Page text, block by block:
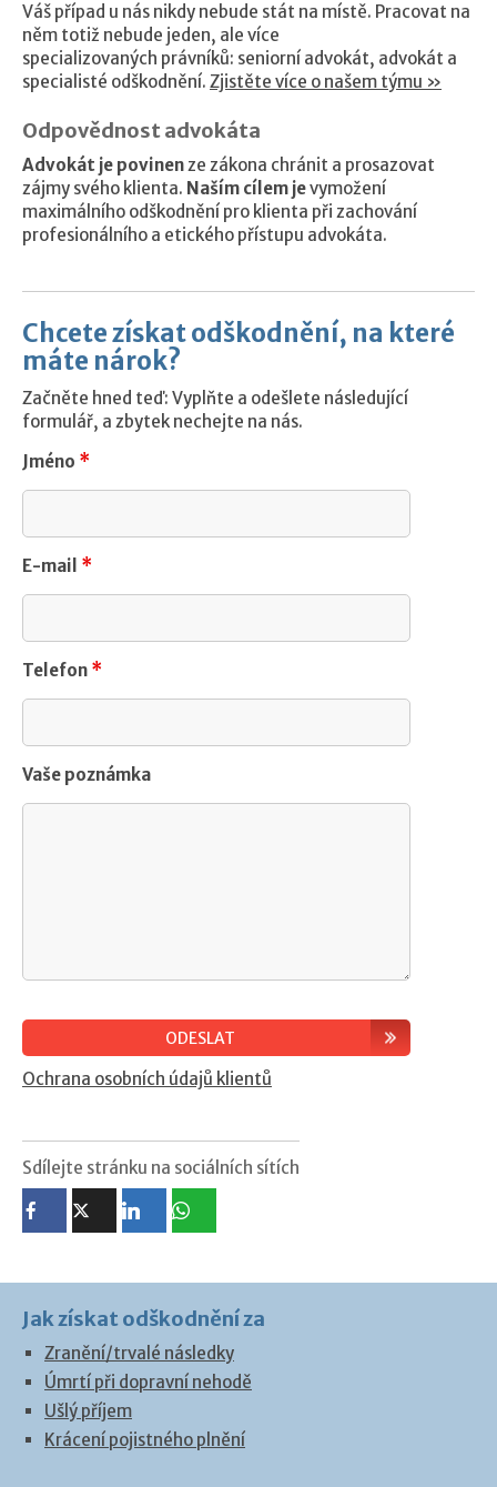
Váš případ u nás nikdy nebude stát na místě. Pracovat na
něm totiž nebude jeden, ale více
specializovaných právníků: seniorní advokát, advokát a
specialisté odškodnění. Zjistěte více o našem týmu »
Odpovědnost advokáta
Advokát je povinenze zákona chránit a prosazovat
zájmy svého klienta. Naším cílem jevymožení
maximálního odškodnění pro klienta při zachování
profesionálního a etického přístupu advokáta.
Chcete získat odškodnění, na které
máte nárok?
Začněte hned teď: Vyplňte a odešlete následující
formulář, a zbytek nechejte na nás.
Jméno *
E-mail *
Telefon *
Vaše poznámka
Ochrana osobních údajů klientů
Sdílejte stránku na sociálních sítích
Jak získat odškodnění za
Zranění/trvalé následky
Úmrtí při dopravní nehodě
Ušlý příjem
Krácení pojistného plnění